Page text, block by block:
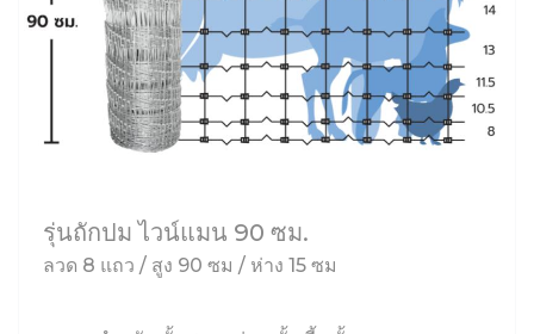
รุ่นถักปม ไวน์แมน 90 ซม.
ลวด 8 แถว / สูง 90 ซม / ห่าง 15 ซม